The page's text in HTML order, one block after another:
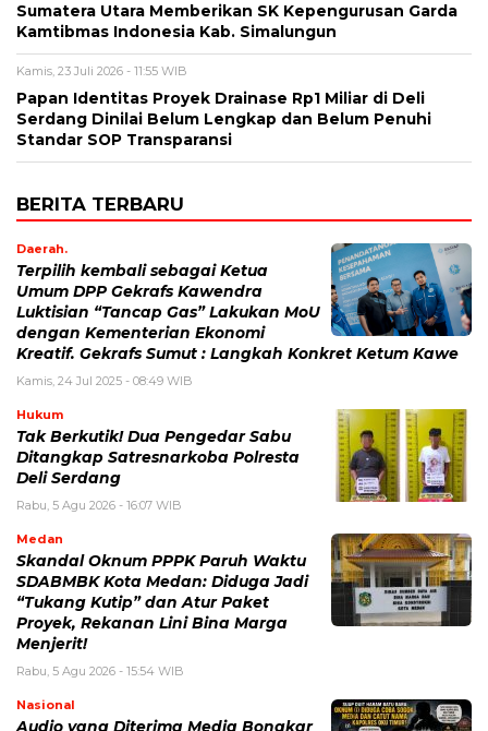
Sumatera Utara Memberikan SK Kepengurusan Garda
Kamtibmas Indonesia Kab. Simalungun
Kamis, 23 Juli 2026 - 11:55 WIB
Papan Identitas Proyek Drainase Rp1 Miliar di Deli
Serdang Dinilai Belum Lengkap dan Belum Penuhi
Standar SOP Transparansi
BERITA TERBARU
Daerah.
Terpilih kembali sebagai Ketua
Umum DPP Gekrafs Kawendra
Luktisian “Tancap Gas” Lakukan MoU
dengan Kementerian Ekonomi
Kreatif. Gekrafs Sumut : Langkah Konkret Ketum Kawe
Kamis, 24 Jul 2025 - 08:49 WIB
Hukum
Tak Berkutik! Dua Pengedar Sabu
Ditangkap Satresnarkoba Polresta
Deli Serdang
Rabu, 5 Agu 2026 - 16:07 WIB
Medan
Skandal Oknum PPPK Paruh Waktu
SDABMBK Kota Medan: Diduga Jadi
“Tukang Kutip” dan Atur Paket
Proyek, Rekanan Lini Bina Marga
Menjerit!
Rabu, 5 Agu 2026 - 15:54 WIB
Nasional
Audio yang Diterima Media Bongkar